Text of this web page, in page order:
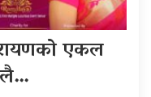
एकल
लै…